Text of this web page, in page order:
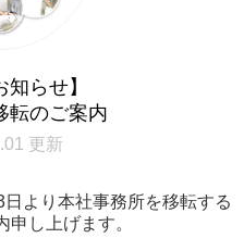
知らせ】
転のご案内
更新
より本社事務所を移転する
し上げます。